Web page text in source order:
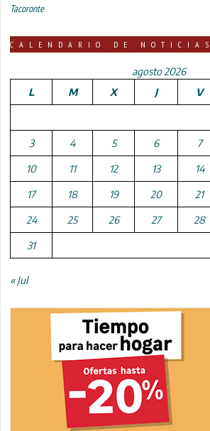
Tacoronte
CALENDARIO DE NOTICIAS
agosto 2026
L
M X J V
3 4 5 6 7
10 11 12 13 14
17 18 19 20 21
24 25 26 27 28
31
« Jul